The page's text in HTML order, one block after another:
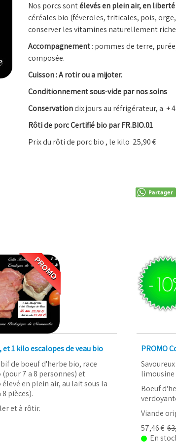
Nos porcs sontélevés en plein air, en liberté
céréales bio (féveroles, triticales, pois,
conserver les vitamines naturellement
Accompagnement: pommes de terre,
composée.
Cuisson : A rotir ou a mijoter.
Conditionnement sous-vide par nos soins
Conservationdix jours au réfrigérateur, a +
Rôti de porc Certifié bio par FR.BIO.01
Prix du rôti de porc bio , le kilo 25,90 €
Partager
PROMO
1 kilo escalopes de veau bio
de boeuf d'herbe bio, race
7 a 8 personnes) et
élevé en plein air, au lait sous la
pièces).
et à rôtir.
PROMO
limousine
Boeuf
Viande
57,46 €
En